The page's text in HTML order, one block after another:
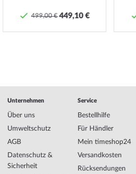
Weitere Informationen finden Sie in
SKU
mid-29446
Geschlecht
Damen
Hersteller Artikel-Nr.
VE8101419
499,00 € 449,10 €
Unternehmen
Über uns
Umweltschutz
AGB
Datenschutz &
Sicherheit
Service
Bestellhilfe
Für Händler
Mein timeshop24
Versandkosten
Rücksendungen